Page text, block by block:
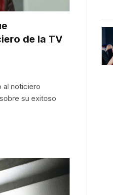
de la TV
al noticiero
su exitoso